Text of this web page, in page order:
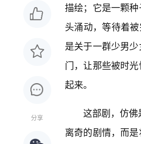
分享
描绘；它是一颗
头涌动，等待着
是关于一群少男
门，让那些被时
起来。
这部剧，仿佛
离奇的剧情，而